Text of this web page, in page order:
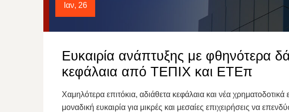
Ιαν, 26
Ευκαιρία ανάπτυξης με φθηνότερα
κεφάλαια από ΤΕΠΙΧ και ΕΤΕπ
Χαμηλότερα επιτόκια, αδιάθετα κεφάλαια και νέα χρηματοδοτικά
μοναδική ευκαιρία για μικρές και μεσαίες επιχειρήσεις να